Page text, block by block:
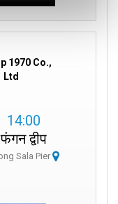
1970 Co.,
Ltd
14:00
फंगन द्वीप
Sala Pier